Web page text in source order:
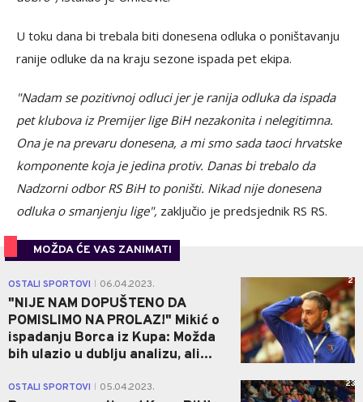
U toku dana bi trebala biti donesena odluka o poništavanju
ranije odluke da na kraju sezone ispada pet ekipa.
"Nadam se pozitivnoj odluci jer je ranija odluka da ispada
pet klubova iz Premijer lige BiH nezakonita i nelegitimna.
Ona je na prevaru donesena, a mi smo sada taoci hrvatske
komponente koja je jedina protiv. Danas bi trebalo da
Nadzorni odbor RS BiH to poništi. Nikad nije donesena
odluka o smanjenju lige", zaključio je predsjednik RS RS.
MOŽDA ĆE VAS ZANIMATI
OSTALI SPORTOVI 06.04.2023.
"NIJE NAM DOPUŠTENO DA
POMISLIMO NA PROLAZ!" Mikić o
ispadanju Borca iz Kupa: Možda
bih ulazio u dublju analizu, ali...
2
OSTALI SPORTOVI 05.04.2023. 23